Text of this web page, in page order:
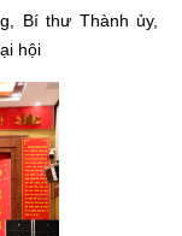
Bí thư Thành ủy,
hội